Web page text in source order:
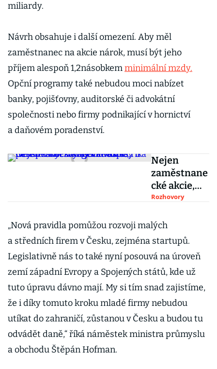
miliardy.
Návrh obsahuje i další omezení. Aby měl
zaměstnanec na akcie nárok, musí být jeho
příjem alespoň 1,2násobkemminimální mzdy.
Opční programy také nebudou moci nabízet
banky, pojišťovny, auditorské či advokátní
společnosti nebo firmy podnikající v hornictví
a daňovém poradenství.
Nejen
zaměstnane
cké akcie,
Česko musí
odpisy u
neúspěšnýc
h angel
investic,
říká partner
Rockaway
Ventures
Rozhovory
„Nová pravidla pomůžou rozvoji malých
a středních firem v Česku, zejména startupů.
Legislativně nás to také nyní posouvá na úroveň
zemí západní Evropy a Spojených států, kde už
tuto úpravu dávno mají. My si tím snad zajistíme,
že i díky tomuto kroku mladé firmy nebudou
utíkat do zahraničí, zůstanou v Česku a budou tu
odvádět daně,“ říká náměstek ministra průmyslu
a obchodu Štěpán Hofman.